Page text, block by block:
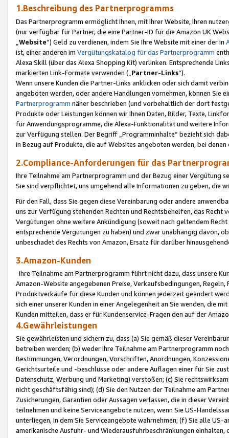
1.Beschreibung des Partnerprogramms
Das Partnerprogramm ermöglicht Ihnen, mit Ihrer Website, Ihren
(nur verfügbar für Partner, die eine Partner-ID für die Amazon UK
Website“) Geld zu verdienen, indem Sie Ihre Website mit einer der in
ist, einer anderen im Vergütungskatalog für das Partnerprogramm
Alexa Skill (über das Alexa Shopping Kit) verlinken. Entsprechende
markierten Link-Formate verwenden („ Partner-Links“).
Wenn unsere Kunden die Partner-Links anklicken oder sich damit
angeboten werden, oder andere Handlungen vornehmen, können Sie
Partnerprogramm näher beschrieben (und vorbehaltlich der dort
Produkte oder Leistungen können wir Ihnen Daten, Bilder, Texte,
für Anwendungsprogramme, die Alexa-Funktionalität und weitere
zur Verfügung stellen. Der Begriff „Programminhalte“ bezieht sich
in Bezug auf Produkte, die auf Websites angeboten werden, bei
2.Compliance-Anforderungen für das
Ihre Teilnahme am Partnerprogramm und der Bezug einer Vergütung
Sie sind verpflichtet, uns umgehend alle Informationen zu geben, die
Für den Fall, dass Sie gegen diese Vereinbarung oder andere
uns zur Verfügung stehenden Rechten und Rechtsbehelfen, das
Vergütungen ohne weitere Ankündigung (soweit nach geltendem
entsprechende Vergütungen zu haben) und zwar unabhängig davon,
unbeschadet des Rechts von Amazon, Ersatz für darüber
3.Amazon-Kunden
Ihre Teilnahme am Partnerprogramm führt nicht dazu, dass unsere
Amazon-Website angegebenen Preise, Verkaufsbedingungen,
Produktverkäufe für diese Kunden und können jederzeit geändert
sich einer unserer Kunden in einer Angelegenheit an Sie wenden, die
Kunden mitteilen, dass er für Kundenservice-Fragen den auf der
4.Gewährleistungen
Sie gewährleisten und sichern zu, dass (a) Sie gemäß dieser
betreiben werden; (b) weder Ihre Teilnahme am Partnerprogramm
Bestimmungen, Verordnungen, Vorschriften, Anordnungen,
Gerichtsurteile und -beschlüsse oder andere Auflagen einer für Sie
Datenschutz, Werbung und Marketing) verstoßen; (c) Sie
nicht geschäftsfähig sind); (d) Sie den Nutzen der Teilnahme am
Zusicherungen, Garantien oder Aussagen verlassen, die in dieser
teilnehmen und keine Serviceangebote nutzen, wenn Sie US-
unterliegen, in dem Sie Serviceangebote wahrnehmen; (f) Sie alle
amerikanische Ausfuhr- und Wiederausfuhrbeschränkungen